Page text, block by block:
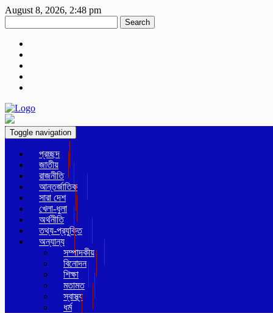
August 8, 2026, 2:48 pm
Search
Toggle navigation
প্রচ্ছদ
জাতীয়
রাজনীতি
আন্তর্জাতিক
সারা দেশ
খেলা-ধুলা
অর্থনীতি
তথ্য-প্রযুক্তি
অন্যান্য
সম্পাদকীয়
বিনোদন
শিক্ষা
মতামত
স্বাস্থ্য
ধর্ম